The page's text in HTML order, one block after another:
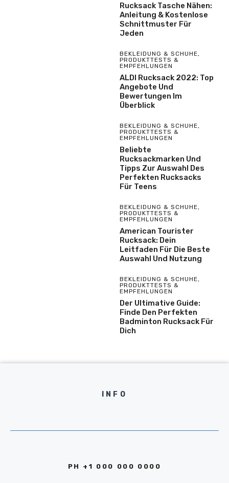
Rucksack Tasche Nähen:
Anleitung & Kostenlose
Schnittmuster Für
Jeden
BEKLEIDUNG & SCHUHE,
PRODUKTTESTS &
EMPFEHLUNGEN
ALDI Rucksack 2022: Top
Angebote Und
Bewertungen Im
Überblick
BEKLEIDUNG & SCHUHE,
PRODUKTTESTS &
EMPFEHLUNGEN
Beliebte
Rucksackmarken Und
Tipps Zur Auswahl Des
Perfekten Rucksacks
Für Teens
BEKLEIDUNG & SCHUHE,
PRODUKTTESTS &
EMPFEHLUNGEN
American Tourister
Rucksack: Dein
Leitfaden Für Die Beste
Auswahl Und Nutzung
BEKLEIDUNG & SCHUHE,
PRODUKTTESTS &
EMPFEHLUNGEN
Der Ultimative Guide:
Finde Den Perfekten
Badminton Rucksack Für
Dich
INFO
PH +1 000 000 0000